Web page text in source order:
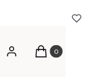
Zaloguj sięProdukty w
Koszyk